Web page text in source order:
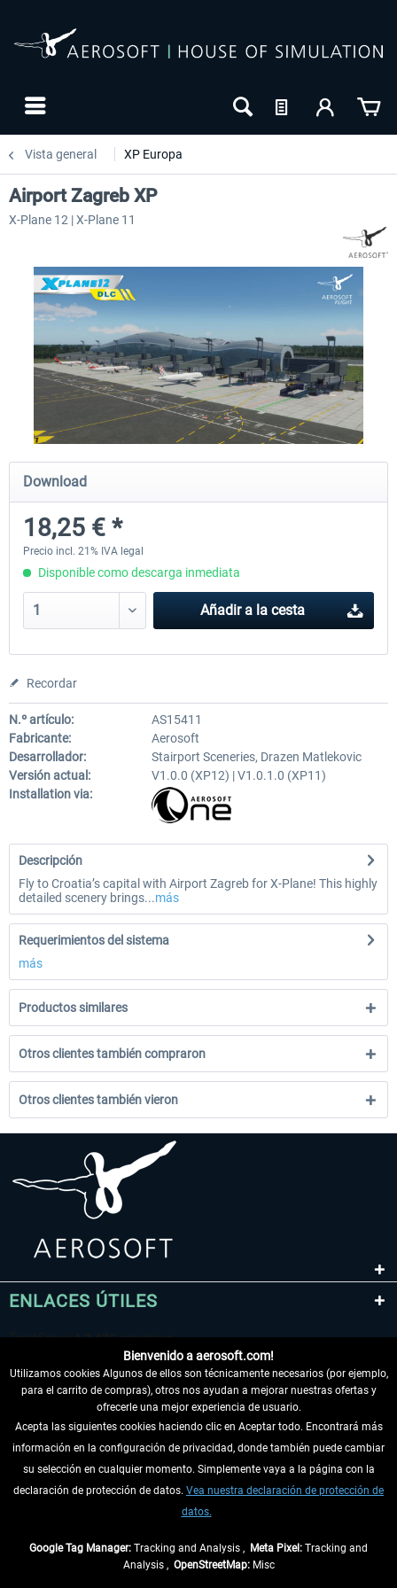
Vista general XP Europa
Airport Berlin Brandenburg V2 XP
30,45 € *
Airport Zurich V2.0 XP
Airport Zagreb XP
X-Plane 12 | X-Plane 11
Download
18,25 € *
Precio incl. 21% IVA legal
Disponible como descarga inmediata
Añadir a la cesta
Recordar
N.º artículo:
AS15411
Fabricante:
Aerosoft
Desarrollador:
Stairport Sceneries, Drazen Matlekovic
Versión actual:
V1.0.0 (XP12) | V1.0.1.0 (XP11)
Installation via:
Descripción
Fly to Croatia’s capital with Airport Zagreb for X-Plane! This highly
detailed scenery brings...más
Requerimientos del sistema
más
Productos similares
Otros clientes también compraron
Otros clientes también vieron
ENLACES ÚTILES
DESISTIR DEL CONTRATO
INFORMACIÓN
Bienvenido a aerosoft.com!
Utilizamos cookies Algunos de ellos son técnicamente necesarios (por ejemplo,
para el carrito de compras), otros nos ayudan a mejorar nuestras ofertas y
ofrecerle una mejor experiencia de usuario.
Acepta las siguientes cookies haciendo clic en Aceptar todo. Encontrará más
información en la configuración de privacidad, donde también puede cambiar
su selección en cualquier momento. Simplemente vaya a la página con la
declaración de protección de datos. Vea nuestra declaración de protección de
datos.
Google Tag Manager: Tracking and Analysis , Meta Pixel: Tracking and
Analysis , OpenStreetMap:Misc